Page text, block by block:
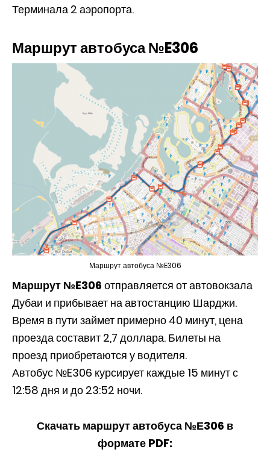
Терминала 2 аэропорта.
Маршрут автобуса №E306
Маршрут автобуса №E306
Маршрут №E306 отправляется от автовокзала
Дубаи и прибывает на автостанцию Шарджи.
Время в пути займет примерно 40 минут, цена
проезда составит 2,7 доллара. Билеты на
проезд приобретаются у водителя.
Автобус №E306 курсирует каждые 15 минут с
12:58 дня и до 23:52 ночи.
Скачать маршрут автобуса №Е306 в
формате PDF: